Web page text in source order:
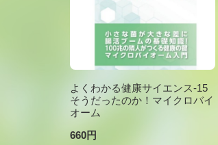
よくわかる健康サイエンス-15
そうだったのか！マイクロバイ
オーム
660円